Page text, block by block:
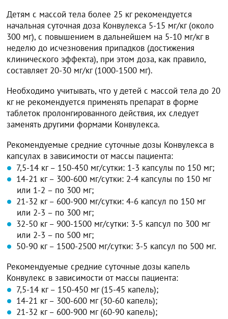
Детям с массой тела более 25 кг рекомендуется
начальная суточная доза Конвулекса 5-15 мг/кг (около
300 мг), с повышением в дальнейшем на 5-10 мг/кг в
неделю до исчезновения припадков (достижения
клинического эффекта), при этом доза, как правило,
составляет 20-30 мг/кг (1000-1500 мг).
Необходимо учитывать, что у детей с массой тела до 20
кг не рекомендуется применять препарат в форме
таблеток пролонгированного действия, их следует
заменять другими формами Конвулекса.
Рекомендуемые средние суточные дозы Конвулекса в
капсулах в зависимости от массы пациента:
7,5-14 кг – 150-450 мг/сутки: 1-3 капсулы по 150 мг;
14-21 кг – 300-600 мг/сутки: 2-4 капсулы по 150 мг
или 1-2 – по 300 мг;
21-32 кг – 600-900 мг/сутки: 4-6 капсул по 150 мг
или 2-3 – по 300 мг;
32-50 кг – 900-1500 мг/сутки: 3-5 капсул по 300 мг
или 2-3 – по 500 мг;
50-90 кг – 1500-2500 мг/сутки: 3-5 капсул по 500 мг.
Рекомендуемые средние суточные дозы капель
Конвулекс в зависимости от массы пациента:
7,5-14 кг – 150-450 мг (15-45 капель);
14-21 кг – 300-600 мг (30-60 капель);
21-32 кг – 600-900 мг (60-90 капель);